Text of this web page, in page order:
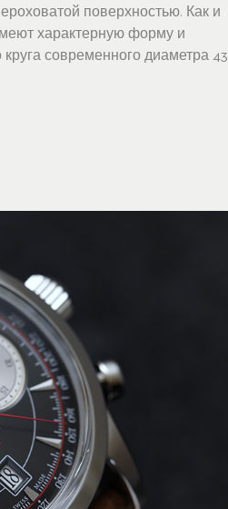
поверхностью. Как и
характерную форму и
современного диаметра 43